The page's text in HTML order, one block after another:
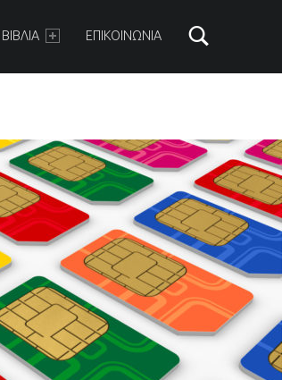
ΒΙΒΛΙΑ ΕΠΙΚΟΙΝΩΝΙΑ